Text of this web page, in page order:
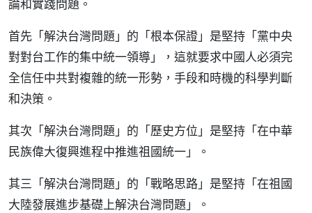
論和實踐問題。
首先「解決台灣問題」的「根本保證」是堅持「黨中央
對對台工作的集中統一領導」，這就要求中國人必須完
全信任中共對複雜的統一形勢，手段和時機的科學判斷
和決策。
其次「解決台灣問題」的「歷史方位」是堅持「在中華
民族偉大復興進程中推進祖國統一」。
其三「解決台灣問題」的「戰略思路」是堅持「在祖國
大陸發展進步基礎上解決台灣問題」。